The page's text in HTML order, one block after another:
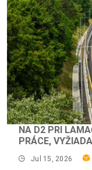
NA D2 PRI
PRÁCE,
Jul 15, 2026